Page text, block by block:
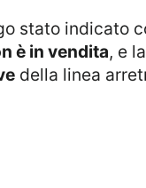
stato indicato
è in vendita, e
della linea